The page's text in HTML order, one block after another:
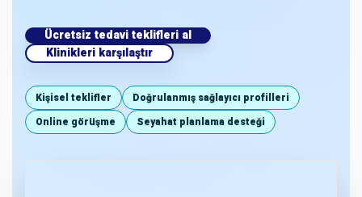
Ücretsiz tedavi teklifleri al
Klinikleri karşılaştır
Kişisel teklifler
Doğrulanmış sağlayıcı profilleri
Online görüşme
Seyahat planlama desteği